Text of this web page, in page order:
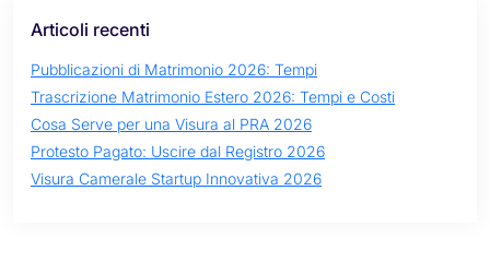
Articoli recenti
Pubblicazioni di Matrimonio 2026: Tempi
Trascrizione Matrimonio Estero 2026: Tempi e Costi
Cosa Serve per una Visura al PRA 2026
Protesto Pagato: Uscire dal Registro 2026
Visura Camerale Startup Innovativa 2026